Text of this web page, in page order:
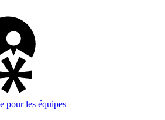
pour les équipes